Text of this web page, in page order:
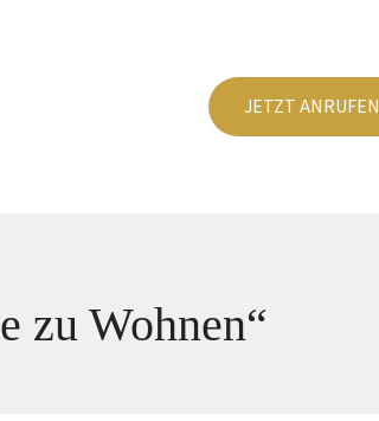
JETZT ANRUFEN
zu Wohnen“